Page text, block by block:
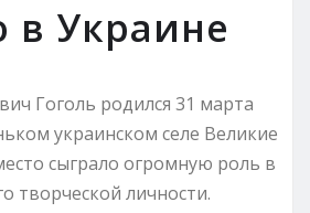
в Украине
Гоголь родился 31 марта
украинском селе Великие
сыграло огромную роль в
творческой личности.